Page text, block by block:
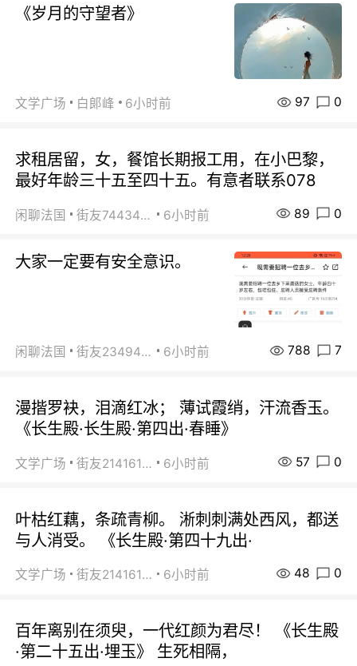
《岁月的守望者》
文学广场 白郞峰 6小时前 97 0
求租居留，女，餐馆长期报工用，在小巴黎，
最好年龄三十五至四十五。有意者联系078
闲聊法国 街友74434350 6小时前 89 0
大家一定要有安全意识。
闲聊法国 街友23494008 6小时前 788 7
漫揩罗袂，泪滴红冰； 薄试霞绡，汗流香玉。
《长生殿·长生殿·第四出·春睡》
文学广场 街友21416156 6小时前 57 0
叶枯红藕，条疏青柳。 淅刺刺满处西风，都送
与人消受。 《长生殿·第四十九出·
文学广场 街友21416156 6小时前 48 0
百年离别在须臾，一代红颜为君尽！ 《长生殿
·第二十五出·埋玉》 生死相隔，